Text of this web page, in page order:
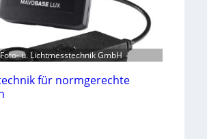
u. Lichtmesstechnik GmbH
für normgerechte